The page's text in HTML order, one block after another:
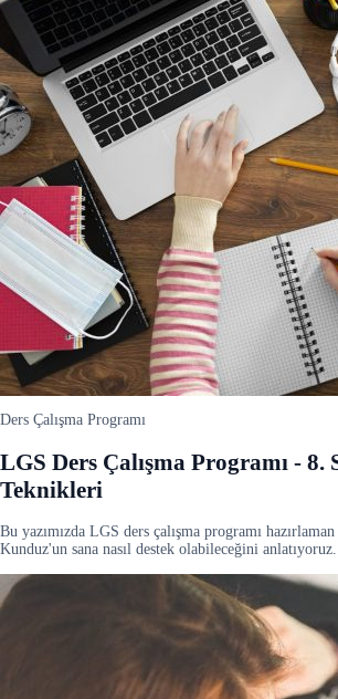
Ders Çalışma Programı
LGS Ders Çalışma Programı - 8.
Teknikleri
Bu yazımızda LGS ders çalışma programı
Kunduz'un sana nasıl destek olabileceğini anlatıyoruz.